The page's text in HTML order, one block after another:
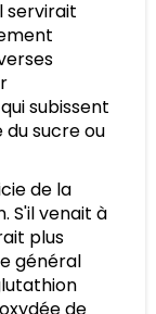
servirait
subissent
sucre ou
de la
S'il venait à
plus
général